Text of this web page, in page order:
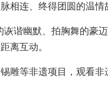
相连、终得团圆的温情
谐幽默、拍胸舞的豪
离互动。
雕等非遗项目，观看非